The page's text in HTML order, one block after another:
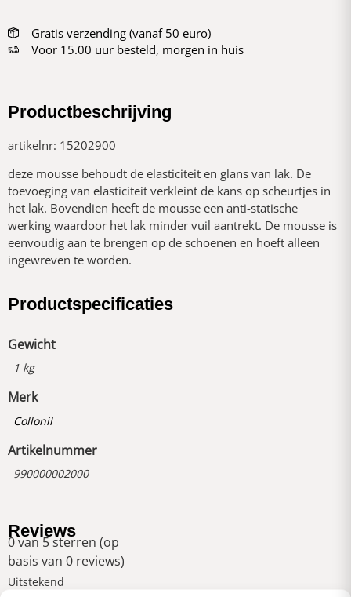
Gratis verzending (vanaf 50 euro)
Voor 15.00 uur besteld, morgen in huis
Productbeschrijving
artikelnr: 15202900
deze mousse behoudt de elasticiteit en glans van lak. De
toevoeging van elasticiteit verkleint de kans op scheurtjes in
het lak. Bovendien heeft de mousse een anti-statische
werking waardoor het lak minder vuil aantrekt. De mousse is
eenvoudig aan te brengen op de schoenen en hoeft alleen
ingewreven te worden.
Productspecificaties
Gewicht
1 kg
Merk
Collonil
Artikelnummer
990000002000
Reviews
0 van 5 sterren (op
basis van 0 reviews)
Uitstekend